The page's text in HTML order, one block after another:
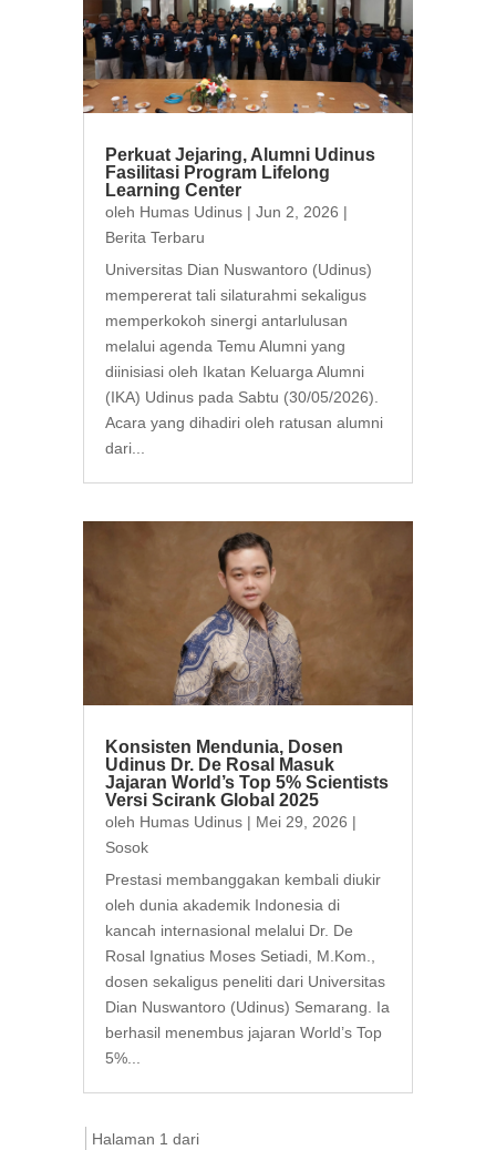
Perkuat Jejaring, Alumni Udinus
Fasilitasi Program Lifelong
Learning Center
oleh Humas Udinus| Jun 2, 2026 |
Berita Terbaru
Universitas Dian Nuswantoro (Udinus)
mempererat tali silaturahmi sekaligus
memperkokoh sinergi antarlulusan
melalui agenda Temu Alumni yang
diinisiasi oleh Ikatan Keluarga Alumni
(IKA) Udinus pada Sabtu (30/05/2026).
Acara yang dihadiri oleh ratusan alumni
dari...
Konsisten Mendunia, Dosen
Udinus Dr. De Rosal Masuk
Jajaran World’s Top 5% Scientists
Versi Scirank Global 2025
oleh Humas Udinus| Mei 29, 2026 |
Sosok
Prestasi membanggakan kembali diukir
oleh dunia akademik Indonesia di
kancah internasional melalui Dr. De
Rosal Ignatius Moses Setiadi, M.Kom.,
dosen sekaligus peneliti dari Universitas
Dian Nuswantoro (Udinus) Semarang. Ia
berhasil menembus jajaran World’s Top
5%...
Halaman 1 dari